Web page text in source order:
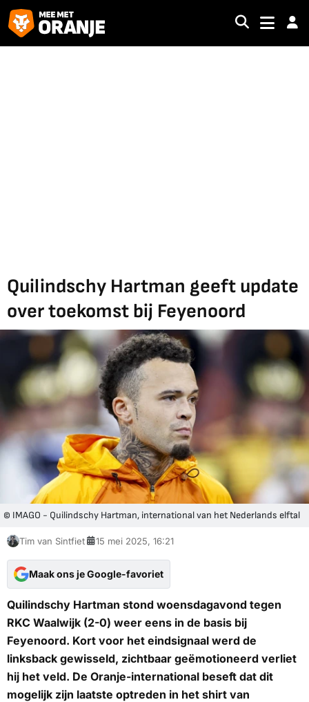
Quilindschy Hartman geeft update
over toekomst bij Feyenoord
© IMAGO - Quilindschy Hartman, international van het Nederlands elftal
Tim van Sintfiet 15 mei 2025, 16:21
Maak ons je Google-favoriet
Quilindschy Hartman stond woensdagavond tegen
RKC Waalwijk (2-0) weer eens in de basis bij
Feyenoord. Kort voor het eindsignaal werd de
linksback gewisseld, zichtbaar geëmotioneerd verliet
hij het veld. De Oranje-international beseft dat dit
mogelijk zijn laatste optreden in het shirt van